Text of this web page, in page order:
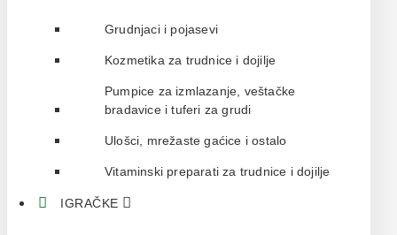
Grudnjaci i pojasevi
Kozmetika za trudnice i dojilje
Pumpice za izmlazanje, veštačke
bradavice i tuferi za grudi
Ulošci, mrežaste gaćice i ostalo
Vitaminski preparati za trudnice i dojilje
IGRAČKE